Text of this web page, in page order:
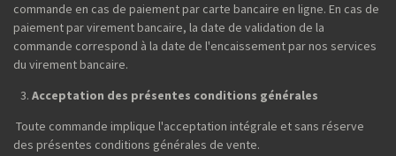
commande en cas de paiement par carte bancaire en ligne. En cas de
paiement par virement bancaire, la date de validation de la
commande correspond à la date de l'encaissement par nos services
du virement bancaire.
Acceptation des présentes conditions générales
Toute commande implique l'acceptation intégrale et sans réserve
des présentes conditions générales de vente.